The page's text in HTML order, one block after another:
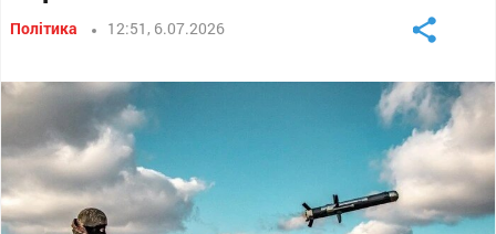
Політика 12:51, 6.07.2026